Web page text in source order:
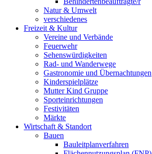
Natur & Umwelt
verschiedenes
Freizeit & Kultur
Vereine und Verbände
Feuerwehr
Sehenswürdigkeiten
Rad- und Wanderwege
Gastronomie und Übernachtungen
Kinderspielplätze
Mutter Kind Gruppe
Sporteinrichtungen
Festivitäten
Märkte
Wirtschaft & Standort
Bauen
Bauleitplanverfahren